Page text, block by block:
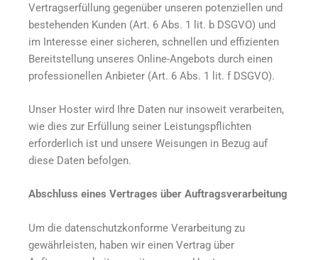
Vertragserfüllung gegenüber unseren potenziellen und
bestehenden Kunden (Art. 6 Abs. 1 lit. b DSGVO) und
im Interesse einer sicheren, schnellen und effizienten
Bereitstellung unseres Online-Angebots durch einen
professionellen Anbieter (Art. 6 Abs. 1 lit. f DSGVO).
Unser Hoster wird Ihre Daten nur insoweit verarbeiten,
wie dies zur Erfüllung seiner Leistungspflichten
erforderlich ist und unsere Weisungen in Bezug auf
diese Daten befolgen.
Abschluss eines Vertrages über Auftragsverarbeitung
Um die datenschutzkonforme Verarbeitung zu
gewährleisten, haben wir einen Vertrag über